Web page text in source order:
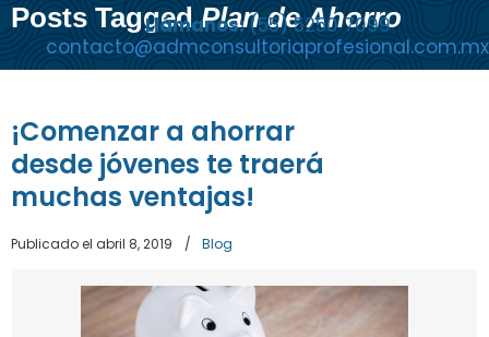
Llámanos:(55) 5250 7099
contacto@admconsultoriaprofesional.com.mx
Posts TaggedPlan de Ahorro
¡Comenzar a ahorrar
desde jóvenes te traerá
muchas ventajas!
Publicado el abril 8, 2019 / Blog